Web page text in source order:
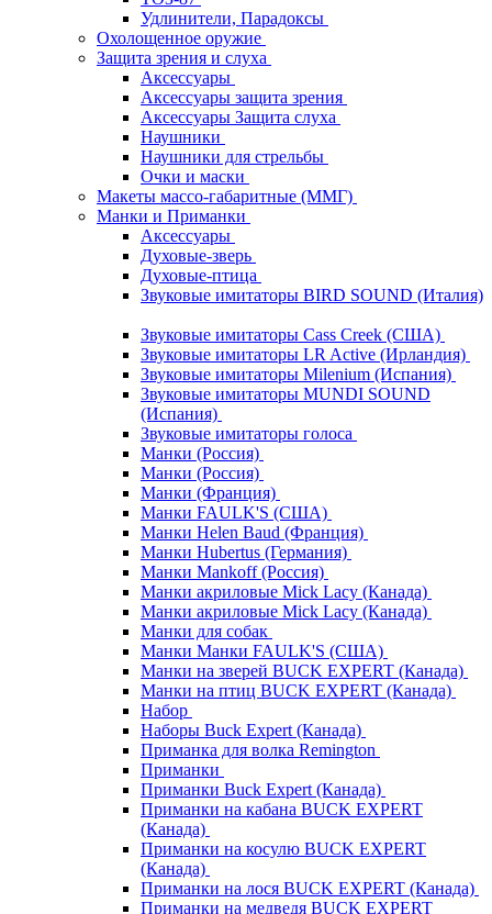
Удлинители, Парадоксы
Охолощенное оружие
Защита зрения и слуха
Аксессуары
Аксессуары защита зрения
Аксессуары Защита слуха
Наушники
Наушники для стрельбы
Очки и маски
Макеты массо-габаритные (ММГ)
Манки и Приманки
Аксессуары
Духовые-зверь
Духовые-птица
Звуковые имитаторы BIRD SOUND (Италия)
Звуковые имитаторы Cass Creek (США)
Звуковые имитаторы LR Active (Ирландия)
Звуковые имитаторы Milenium (Испания)
Звуковые имитаторы MUNDI SOUND
(Испания)
Звуковые имитаторы голоса
Манки (Россия)
Манки (Россия)
Манки (Франция)
Манки FAULK'S (США)
Манки Helen Baud (Франция)
Манки Hubertus (Германия)
Манки Mankoff (Россия)
Манки акриловые Mick Lacy (Канада)
Манки акриловые Mick Lacy (Канада)
Манки для собак
Манки Манки FAULK'S (США)
Манки на зверей BUCK EXPERT (Канада)
Манки на птиц BUCK EXPERT (Канада)
Набор
Наборы Buck Expert (Канада)
Приманка для волка Remington
Приманки
Приманки Buck Expert (Канада)
Приманки на кабана BUCK EXPERT
(Канада)
Приманки на косулю BUCK EXPERT
(Канада)
Приманки на лося BUCK EXPERT (Канада)
Приманки на медведя BUCK EXPERT